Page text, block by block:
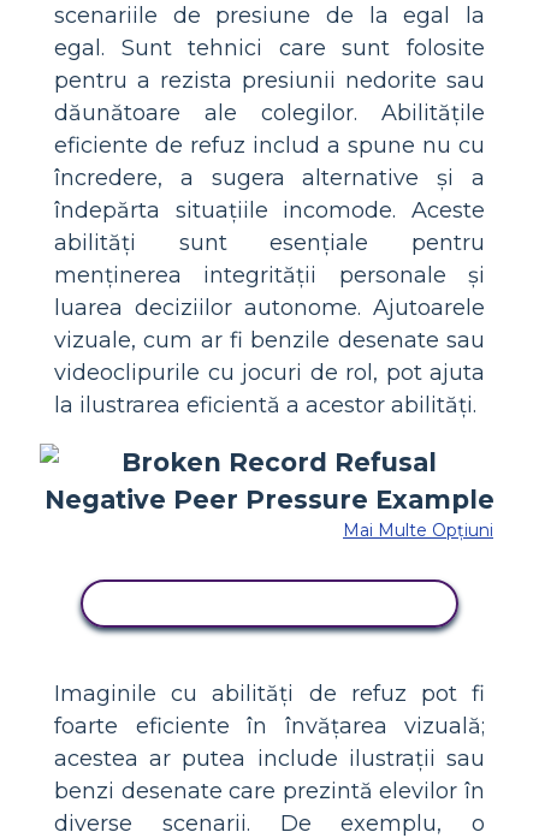
scenariile de presiune de la egal la
egal. Sunt tehnici care sunt folosite
pentru a rezista presiunii nedorite sau
dăunătoare ale colegilor. Abilitățile
eficiente de refuz includ a spune nu cu
încredere, a sugera alternative și a
îndepărta situațiile incomode. Aceste
abilități sunt esențiale pentru
menținerea integrității personale și
luarea deciziilor autonome. Ajutoarele
vizuale, cum ar fi benzile desenate sau
videoclipurile cu jocuri de rol, pot ajuta
la ilustrarea eficientă a acestor abilități.
Mai Multe Opțiuni
Imaginile cu abilități de refuz pot fi
foarte eficiente în învățarea vizuală;
acestea ar putea include ilustrații sau
benzi desenate care prezintă elevilor în
diverse scenarii. De exemplu, o